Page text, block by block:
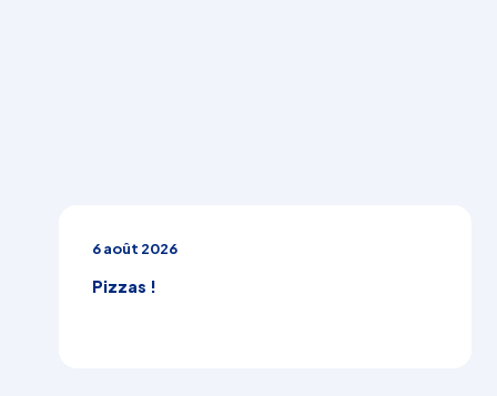
6 août 2026
Pizzas !